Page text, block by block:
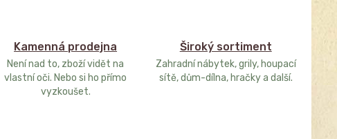
Kamenná prodejna
Není nad to, zboží vidět na
vlastní oči. Nebo si ho přímo
vyzkoušet.
Široký sortiment
Zahradní nábytek, grily, houpací
sítě, dům-dílna, hračky a další.